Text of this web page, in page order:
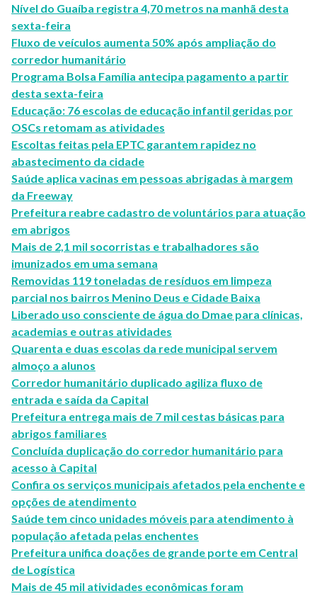
Nível do Guaíba registra 4,70 metros na manhã desta
sexta-feira
Fluxo de veículos aumenta 50% após ampliação do
corredor humanitário
Programa Bolsa Família antecipa pagamento a partir
desta sexta-feira
Educação: 76 escolas de educação infantil geridas por
OSCs retomam as atividades
Escoltas feitas pela EPTC garantem rapidez no
abastecimento da cidade
Saúde aplica vacinas em pessoas abrigadas à margem
da Freeway
Prefeitura reabre cadastro de voluntários para atuação
em abrigos
Mais de 2,1 mil socorristas e trabalhadores são
imunizados em uma semana
Removidas 119 toneladas de resíduos em limpeza
parcial nos bairros Menino Deus e Cidade Baixa
Liberado uso consciente de água do Dmae para clínicas,
academias e outras atividades
Quarenta e duas escolas da rede municipal servem
almoço a alunos
Corredor humanitário duplicado agiliza fluxo de
entrada e saída da Capital
Prefeitura entrega mais de 7 mil cestas básicas para
abrigos familiares
Concluída duplicação do corredor humanitário para
acesso à Capital
Confira os serviços municipais afetados pela enchente e
opções de atendimento
Saúde tem cinco unidades móveis para atendimento à
população afetada pelas enchentes
Prefeitura unifica doações de grande porte em Central
de Logística
Mais de 45 mil atividades econômicas foram